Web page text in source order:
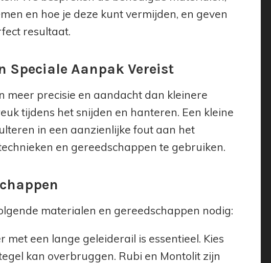
en hoe je deze kunt vermijden, en geven
resultaat.
Speciale Aanpak Vereist
meer precisie en aandacht dan kleinere
tijdens het snijden en hanteren. Een kleine
in een aanzienlijke fout aan het
en gereedschappen te gebruiken.
materialen en gereedschappen nodig:
met een lange geleiderail is essentieel. Kies
kan overbruggen. Rubi en Montolit zijn